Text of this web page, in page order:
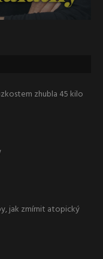
zhubla 45 kilo
jak zmírnit atopický